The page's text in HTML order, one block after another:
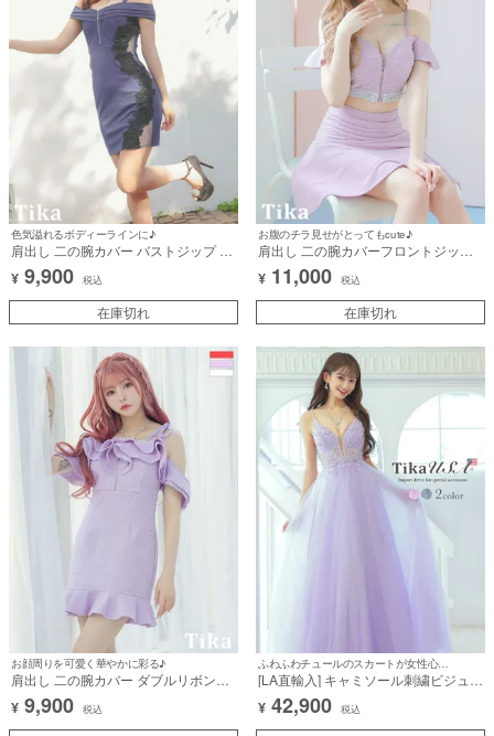
色気溢れるボディーラインに♪
肩出し 二の腕カバー バストジップ サ
イドブラックフラワー刺繍 タイトミ
ニドレス (Sサイズ～Lサイズ) (黒嵜
菜々子/キャバドレス着用)
¥ 9,900 税込
在庫切れ
お腹のチラ見せがとってもcute♪
肩出し 二の腕カバーフロントジップ
ビジューセットアップフレアミニドレ
ス (Sサイズ～Lサイズ) (戦慄かなの/キ
ャバドレス着用)
¥ 11,000 税込
在庫切れ
お顔周りを可愛く華やかに彩る♪
肩出し 二の腕カバー ダブルリボンシ
ョルダー 胸元カバー ジップデザイン
ツイード タイトミニドレス (Sサイズ
～XLサイズ) (戦慄かなの/キャバドレ
¥ 9,900 税込
ふわふわチュールのスカートが女性心くすぐる♪
[LA直輸入] キャミソール刺繍ビジュー
ラメチュールAラインロングドレス
(XSサイズ/Sサイズ) (愛沢えみり/キャ
バドレス着用)
¥ 42,900 税込